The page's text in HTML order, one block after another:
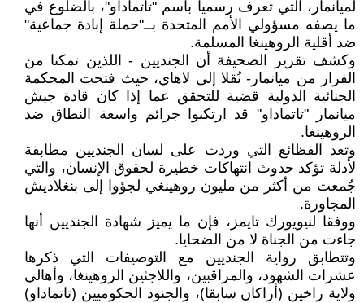
لميانمار، التي تعرف رسميا باسم "تاتماداو"، بالضلوع في
ما يصفه مسؤولي الأمم المتحدة بــ"حملة إبادة جماعية"
ضد أقلية الروهينغا المسلمة.
وكشف تقرير الصحيفة أن الجنديين - اللذين تمكنا من
الفرار من ميانمار- نُقلا إلى لاهاي، حيث فتحت المحكمة
الجنائية الدولية قضية للتحقق عما إذا كان قادة جيش
ميانمار "تاتماداو" قد ارتكبوا جرائم واسعة النطاق ضد
الروهينغا.
وتعد الفظائع التي وردت على لسان الجنديين مطابقة
لأدلة تؤكد حدوث انتهاكات خطيرة لحقوق الإنسان، والتي
جُمعت من أكثر من مليون روهينغي لجؤوا إلى بنغلاديش
المجاورة.
ووفقا لنيويورك تايمز، فإن ما يميز شهادة الجنديين أنها
جاءت من الجناة لا من الضحايا.
وتتطابق رواية الجنديين مع التوصيفات التي ذكرها
عشرات الشهود، والمراقبين، واللاجئين الروهينغا، وأهالي
ولاية راخين (أراكان سابقا)، والجنود الحكوميين (تاتماداو)